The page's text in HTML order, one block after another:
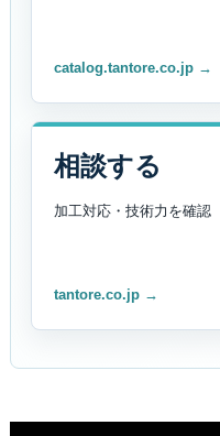
catalog.tantore.co.jp →
相談する
加工対応・技術力を確認
tantore.co.jp →